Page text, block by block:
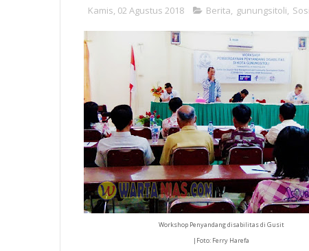
Kamis, 02 Agustus 2018 Berita gunungsitoli
Workshop Penyandang disabilitas di Gusit
|Foto: Ferry Harefa